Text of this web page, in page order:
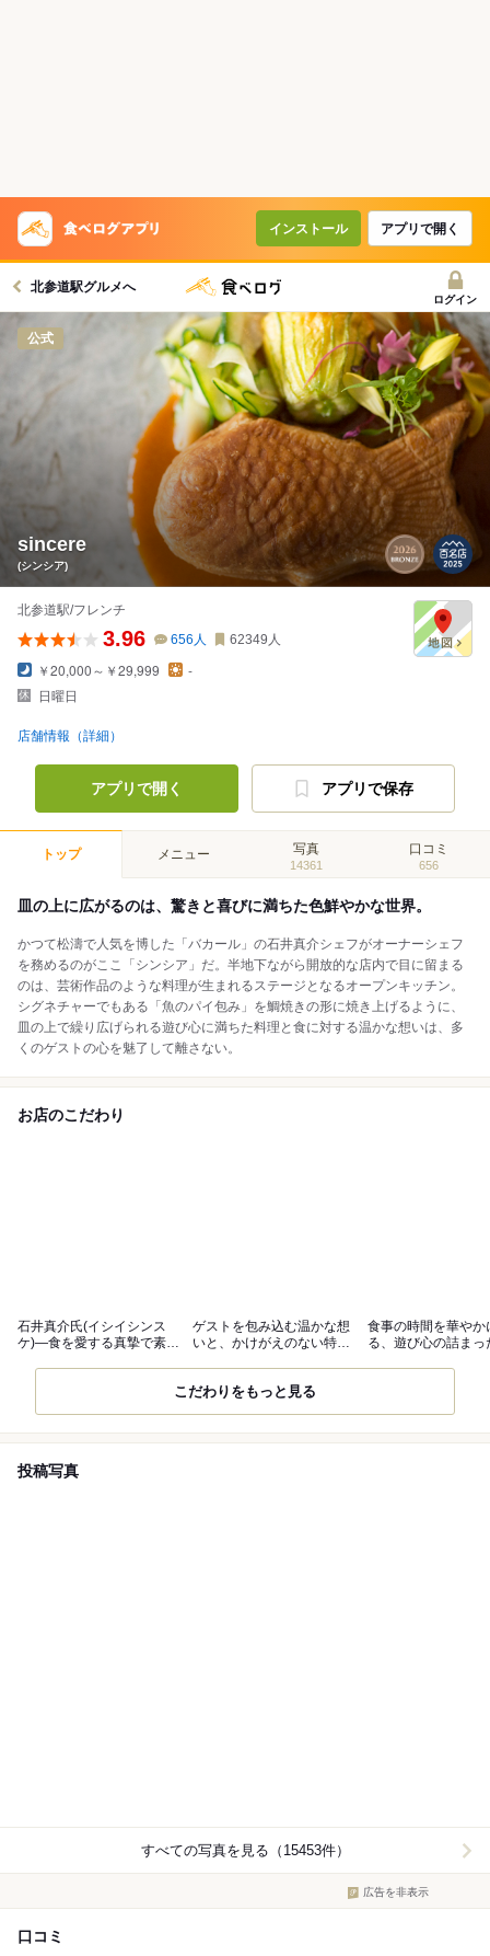
インストール アプリで開く
北参道駅グルメへ
ログイン
公式
sincere
(シンシア)
北参道駅/フレンチ
3.96 656 人 62349 人
￥20,000～￥29,999
-
日曜日
店舗情報（詳細）
アプリで開く アプリで保存
トップ メニュー 写真
14361
口コミ
656
皿の上に広がるのは、驚きと喜びに満ちた色鮮やかな世界。
かつて松濤で人気を博した「バカール」の石井真介シェフがオーナーシェフ
を務めるのがここ「シンシア」だ。半地下ながら開放的な店内で目に留まる
のは、芸術作品のような料理が生まれるステージとなるオープンキッチン。
シグネチャーでもある「魚のパイ包み」を鯛焼きの形に焼き上げるように、
皿の上で繰り広げられる遊び心に満ちた料理と食に対する温かな想いは、多
くのゲストの心を魅了して離さない。
お店のこだわり
石井真介氏(イシイシンス
ケ)―食を愛する真摯で素直
ゲストを包み込む温かな想
いと、かけがえのない特別
食事の時間を華やか
る、遊び心の詰まっ
こだわりをもっと見る
投稿写真
すべての写真を見る（15453件）
広告を非表示
口コミ